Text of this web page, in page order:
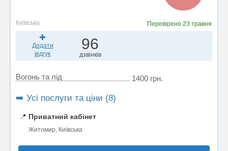
Київська Перевірено23 травня
Додати
відгук
96
дзвінків
Вогонь та лід 1400 грн.
➡️ Усі послуги та ціни (8)
📍 Приватний кабінет
Житомир, Київська